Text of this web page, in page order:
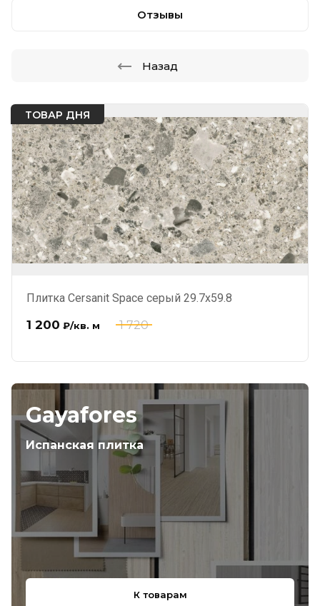
ТОВАР ДНЯ
Плитка Cersanit Space серый 29.7x59.8
1 720
1 200 ₽/кв. м
Gayafores
Испанская плитка
К товарам
Отзывы
Назад